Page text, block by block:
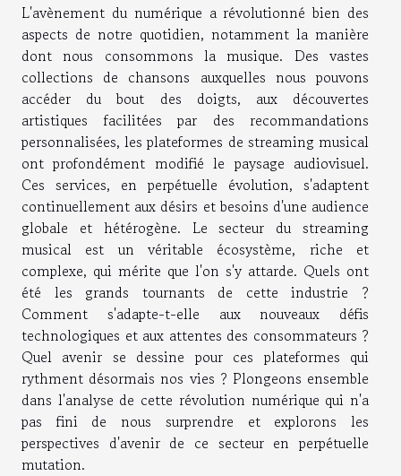
L'avènement du numérique a révolutionné bien des
aspects de notre quotidien, notamment la manière
dont nous consommons la musique. Des vastes
collections de chansons auxquelles nous pouvons
accéder du bout des doigts, aux découvertes
artistiques facilitées par des recommandations
personnalisées, les plateformes de streaming musical
ont profondément modifié le paysage audiovisuel.
Ces services, en perpétuelle évolution, s'adaptent
continuellement aux désirs et besoins d'une audience
globale et hétérogène. Le secteur du streaming
musical est un véritable écosystème, riche et
complexe, qui mérite que l'on s'y attarde. Quels ont
été les grands tournants de cette industrie ?
Comment s'adapte-t-elle aux nouveaux défis
technologiques et aux attentes des consommateurs ?
Quel avenir se dessine pour ces plateformes qui
rythment désormais nos vies ? Plongeons ensemble
dans l'analyse de cette révolution numérique qui n'a
pas fini de nous surprendre et explorons les
perspectives d'avenir de ce secteur en perpétuelle
mutation.